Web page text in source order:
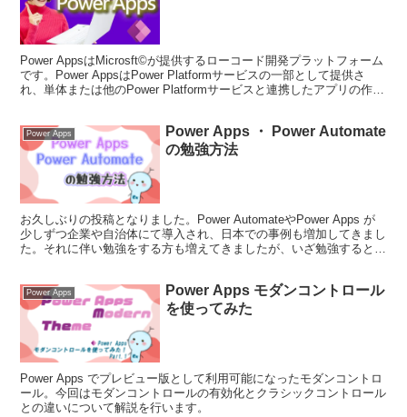
Power AppsはMicrosft©が提供するローコード開発プラットフォーム
です。Power AppsはPower Platformサービスの一部として提供さ
れ、単体または他のPower Platformサービスと連携したアプリの作
Power Apps
Power Apps ・ Power Automate
の勉強方法
お久しぶりの投稿となりました。Power AutomateやPower Apps が
少しずつ企業や自治体にて導入され、日本での事例も増加してきまし
た。それに伴い勉強をする方も増えてきましたが、いざ勉強するとな
Power Apps
Power Apps モダンコントロール
を使ってみた
Power Apps でプレビュー版として利用可能になったモダンコントロ
ール。今回はモダンコントロールの有効化とクラシックコントロール
との違いについて解説を行います。